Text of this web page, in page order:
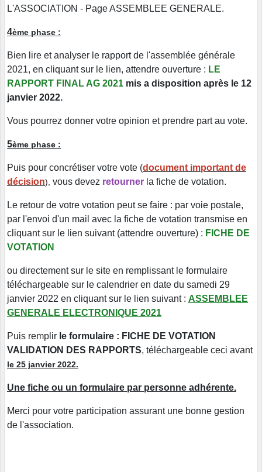
L'ASSOCIATION - Page ASSEMBLEE GENERALE.
4ème phase :
Bien lire et analyser le rapport de l'assemblée générale
2021, en cliquant sur le lien, attendre ouverture : LE
RAPPORT FINAL AG 2021 mis a disposition après le 12
janvier 2022.
Vous pourrez donner votre opinion et prendre part au vote.
5ème phase :
Puis pour concrétiser votre vote (document important de
décision), vous devez retourner la fiche de votation.
Le retour de votre votation peut se faire : par voie postale,
par l'envoi d'un mail avec la fiche de votation transmise en
cliquant sur le lien suivant (attendre ouverture) : FICHE DE
VOTATION
ou directement sur le site en remplissant le formulaire
téléchargeable sur le calendrier en date du samedi 29
janvier 2022 en cliquant sur le lien suivant : ASSEMBLEE
GENERALE ELECTRONIQUE 2021
Puis remplir le formulaire : FICHE DE VOTATION
VALIDATION DES RAPPORTS, téléchargeable ceci avant
le 25 janvier 2022.
Une fiche ou un formulaire par personne adhérente.
Merci pour votre participation assurant une bonne gestion
de l'association.